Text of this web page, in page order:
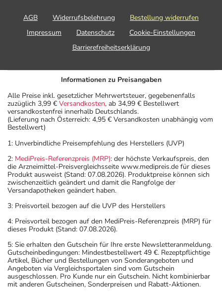
AGB Widerrufsbelehrung
Bestellung widerrufen
Impressum
Datenschutz
Cookie-Einstellungen
Barrierefreiheitserklärung
Informationen zu Preisangaben
Alle Preise inkl. gesetzlicher Mehrwertsteuer, gegebenenfalls
zuzüglich 3,99 € Versandkosten, ab 34,99 € Bestellwert
versandkostenfrei innerhalb Deutschlands.
(Lieferung nach Österreich: 4,95 € Versandkosten unabhängig vom
Bestellwert)
1: Unverbindliche Preisempfehlung des Herstellers (UVP)
2: MediPreis-Referenzpreis (MRP): der höchste Verkaufspreis, den
die Arzneimittel-Preisvergleichsseite www.medipreis.de für dieses
Produkt ausweist (Stand: 07.08.2026). Produktpreise können sich
zwischenzeitlich geändert und damit die Rangfolge der
Versandapotheken geändert haben.
3: Preisvorteil bezogen auf die UVP des Herstellers
4: Preisvorteil bezogen auf den MediPreis-Referenzpreis (MRP) für
dieses Produkt (Stand: 07.08.2026).
5: Sie erhalten den Gutschein für Ihre erste Newsletteranmeldung.
Gutscheinbedingungen: Mindestbestellwert 49 €. Rezeptpflichtige
Artikel, Bücher und Bestellungen von Sonderangeboten und
Angeboten via Vergleichsportalen sind vom Gutschein
ausgeschlossen. Pro Kunde nur ein Gutschein. Nicht kombinierbar
mit anderen Gutscheinen, Sonderpreisen und Rabatt-Aktionen.